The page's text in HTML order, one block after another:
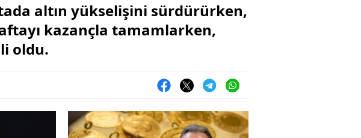
altın yükselişini sürdürürken,
kazançla tamamlarken,
oldu.